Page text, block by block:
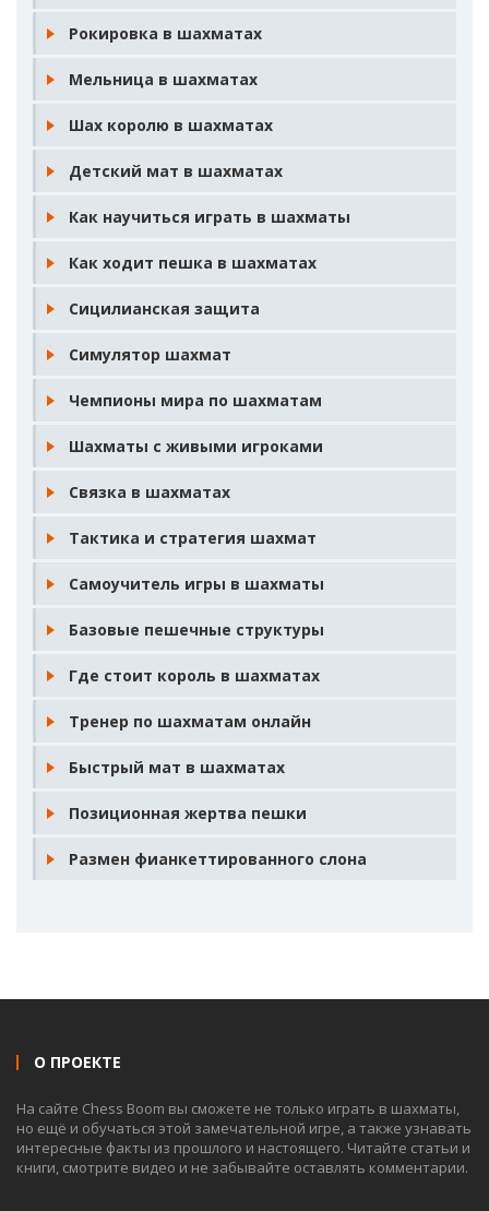
Рокировка в шахматах
Мельница в шахматах
Шах королю в шахматах
Детский мат в шахматах
Как научиться играть в шахматы
Как ходит пешка в шахматах
Сицилианская защита
Симулятор шахмат
Чемпионы мира по шахматам
Шахматы с живыми игроками
Связка в шахматах
Тактика и стратегия шахмат
Самоучитель игры в шахматы
Базовые пешечные структуры
Где стоит король в шахматах
Тренер по шахматам онлайн
Быстрый мат в шахматах
Позиционная жертва пешки
Размен фианкеттированного слона
О ПРОЕКТЕ
На сайте Chess Boom вы сможете не только играть в шахматы,
но ещё и обучаться этой замечательной игре, а также узнавать
интересные факты из прошлого и настоящего. Читайте статьи и
книги, смотрите видео и не забывайте оставлять комментарии.